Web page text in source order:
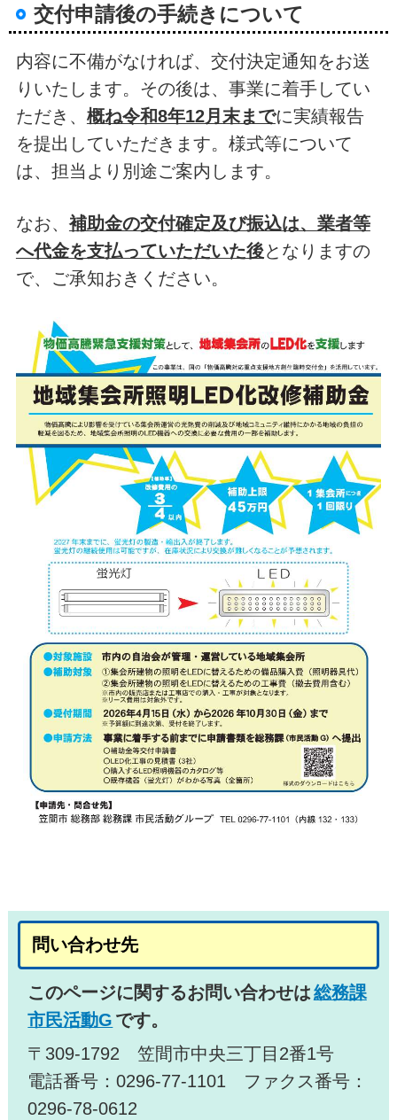
交付申請後の手続きについて
内容に不備がなければ、交付決定通知をお送
りいたします。その後は、事業に着手してい
ただき、 概ね令和8年12月末までに実績報告
を提出していただきます。様式等について
は、担当より別途ご案内します。
なお、 補助金の交付確定及び振込は、業者等
へ代金を支払っていただいた後となりますの
で、ご承知おきください。
問い合わせ先
このページに関するお問い合わせは総務課
市民活動G です。
〒309-1792 笠間市中央三丁目2番1号
電話番号：0296-77-1101 ファクス番号：
0296-78-0612